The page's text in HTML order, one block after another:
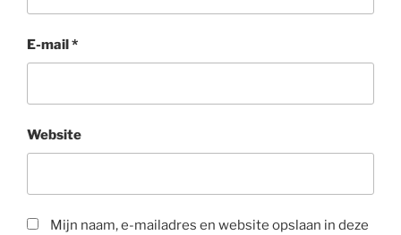
E-mail*
Website
Mijn naam, e-mailadres en website opslaan in deze